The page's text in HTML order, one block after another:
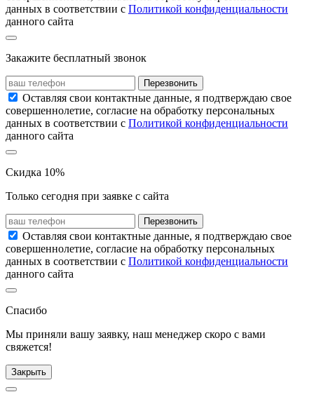
данных в соответствии с Политикой конфиденциальности
данного сайта
Закажите бесплатный звонок
Перезвонить
Оставляя свои контактные данные, я подтверждаю свое
совершеннолетие, согласие на обработку персональных
данных в соответствии с Политикой конфиденциальности
данного сайта
Скидка 10%
Только сегодня при заявке с сайта
Перезвонить
Оставляя свои контактные данные, я подтверждаю свое
совершеннолетие, согласие на обработку персональных
данных в соответствии с Политикой конфиденциальности
данного сайта
Спасибо
Мы приняли вашу заявку, наш менеджер скоро с вами
свяжется!
Закрыть